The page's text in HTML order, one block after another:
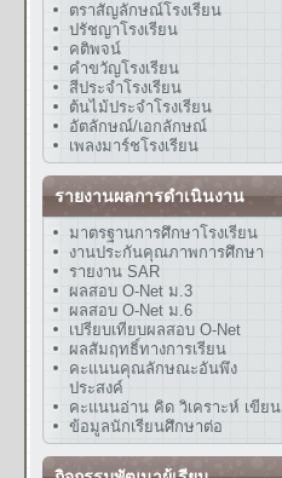
ตราสัญลักษณ์โรงเรียน
ปรัชญาโรงเรียน
คติพจน์
คำขวัญโรงเรียน
สีประจำโรงเรียน
ต้นไม้ประจำโรงเรียน
อัตลักษณ์/เอกลักษณ์
เพลงมาร์ชโรงเรียน
รายงานผลการดำเนินงาน
มาตรฐานการศึกษาโรงเรียน
งานประกันคุณภาพการศึกษา
รายงาน SAR
ผลสอบ O-Net ม.3
ผลสอบ O-Net ม.6
เปรียบเทียบผลสอบ O-Net
ผลสัมฤทธิ์ทางการเรียน
คะแนนคุณลักษณะอันพึง
ประสงค์
คะแนนอ่าน คิด วิเคราะห์ เขียน
ข้อมูลนักเรียนศึกษาต่อ